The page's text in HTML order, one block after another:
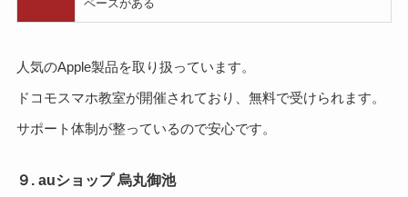
ペースがある
人気のApple製品を取り扱っています。
ドコモスマホ教室が開催されており、無料で受けられます。
サポート体制が整っているので安心です。
９. auショップ 烏丸御池